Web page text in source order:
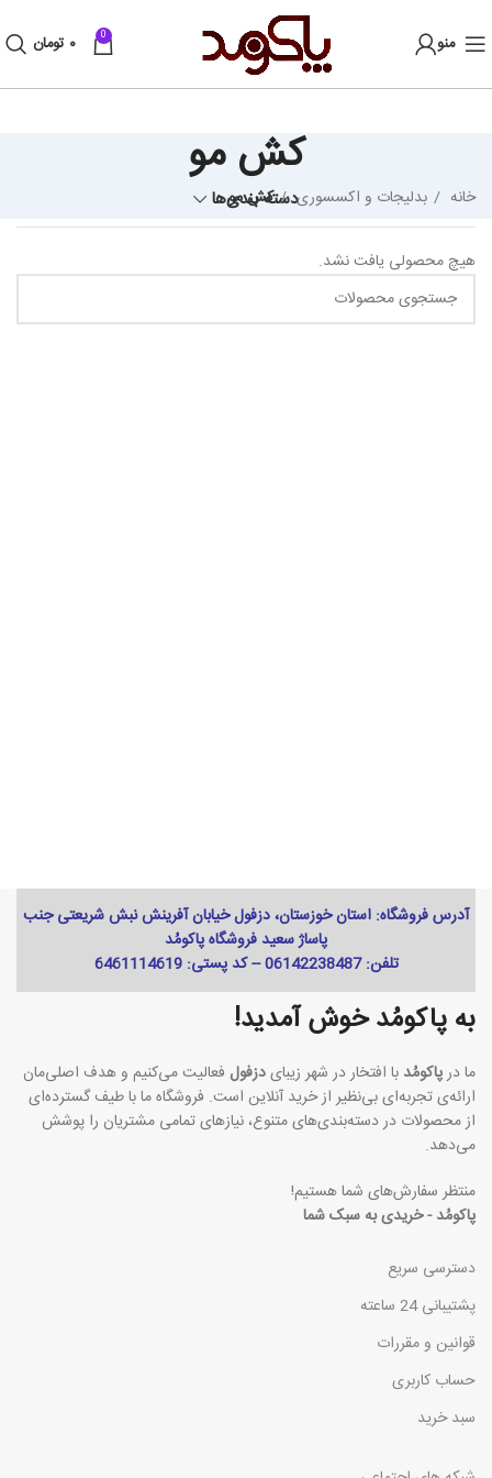
منو 0 ۰ تومان
کش مو
دسته بندی‌ها خانه بدلیجات و اکسسوری کش مو
هیچ محصولی یافت نشد.
آدرس فروشگاه: استان خوزستان، دزفول خیابان آفرینش نبش شریعتی جنب
پاساژ سعید فروشگاه پاکومُد
تلفن: 06142238487 -- کد پستی: 6461114619
به پاکومُد خوش آمدید!
ما درپاکومُد با افتخار در شهر زیبایدزفول فعالیت می‌کنیم و هدف اصلی‌مان
ارائه‌ی تجربه‌ای بی‌نظیر از خرید آنلاین است. فروشگاه ما با طیف گسترده‌ای
از محصولات در دسته‌بندی‌های متنوع، نیازهای تمامی مشتریان را پوشش
می‌دهد.
منتظر سفارش‌های شما هستیم!
پاکومُد - خریدی به سبک شما
دسترسی سریع
پشتیبانی 24 ساعته
قوانین و مقررات
حساب کاربری
سبد خرید